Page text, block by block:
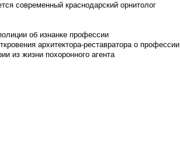
современный краснодарский орнитолог
об изнанке профессии
архитектора-реставратора о профессии
из жизни похоронного агента